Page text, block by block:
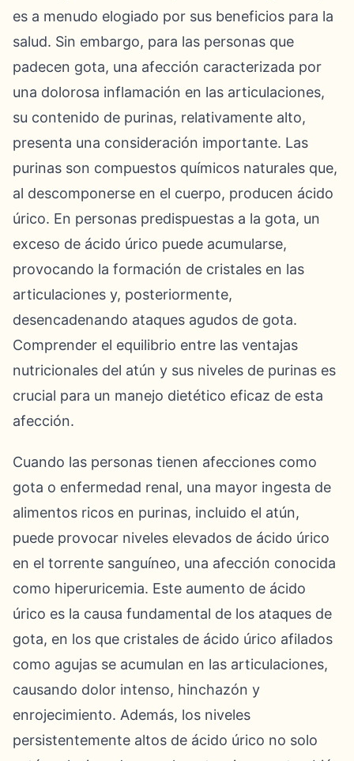
es a menudo elogiado por sus beneficios para la
salud. Sin embargo, para las personas que
padecen gota, una afección caracterizada por
una dolorosa inflamación en las articulaciones,
su contenido de purinas, relativamente alto,
presenta una consideración importante. Las
purinas son compuestos químicos naturales que,
al descomponerse en el cuerpo, producen ácido
úrico. En personas predispuestas a la gota, un
exceso de ácido úrico puede acumularse,
provocando la formación de cristales en las
articulaciones y, posteriormente,
desencadenando ataques agudos de gota.
Comprender el equilibrio entre las ventajas
nutricionales del atún y sus niveles de purinas es
crucial para un manejo dietético eficaz de esta
afección.
Cuando las personas tienen afecciones como
gota o enfermedad renal, una mayor ingesta de
alimentos ricos en purinas, incluido el atún,
puede provocar niveles elevados de ácido úrico
en el torrente sanguíneo, una afección conocida
como hiperuricemia. Este aumento de ácido
úrico es la causa fundamental de los ataques de
gota, en los que cristales de ácido úrico afilados
como agujas se acumulan en las articulaciones,
causando dolor intenso, hinchazón y
enrojecimiento. Además, los niveles
persistentemente altos de ácido úrico no solo